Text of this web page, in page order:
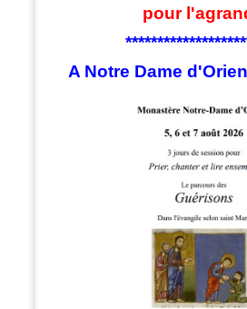
pour
A Notre Dame